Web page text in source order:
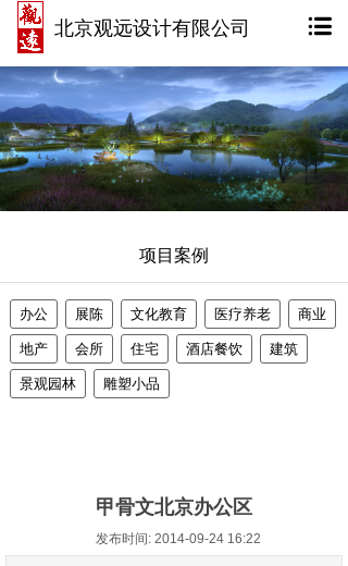
项目案例
办公 展陈 文化教育 医疗养老 商业
地产 会所 住宅 酒店餐饮 建筑
景观园林 雕塑小品
甲骨文北京办公区
发布时间: 2014-09-24 16:22
北京观远设计有限公司